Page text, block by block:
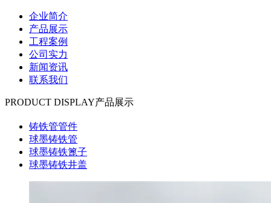
企业简介
产品展示
工程案例
公司实力
新闻资讯
联系我们
PRODUCT DISPLAY产品展示
铸铁管管件
球墨铸铁管
球墨铸铁篦子
球墨铸铁井盖